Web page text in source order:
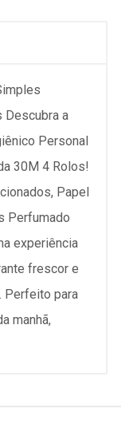
Descubra a
Personal
30M 4 Rolos!
Papel
Perfumado
experiência
frescor e
Perfeito para
manhã,